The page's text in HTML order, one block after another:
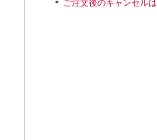
ご注文後のキャンセル